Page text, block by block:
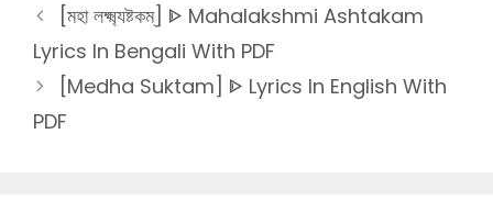
[মহা লক্ষ্ম্যষ্টকম্] ᐈ Mahalakshmi Ashtakam
Lyrics In Bengali With PDF
[Medha Suktam] ᐈ Lyrics In English With
PDF